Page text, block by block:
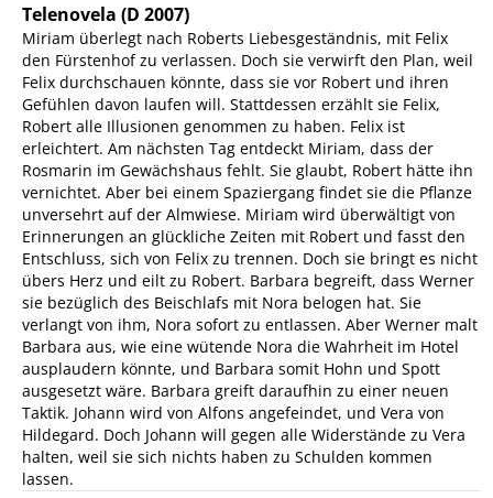
Telenovela (D 2007)
Miriam überlegt nach Roberts Liebesgeständnis, mit Felix
den Fürstenhof zu verlassen. Doch sie verwirft den Plan, weil
Felix durchschauen könnte, dass sie vor Robert und ihren
Gefühlen davon laufen will. Stattdessen erzählt sie Felix,
Robert alle Illusionen genommen zu haben. Felix ist
erleichtert. Am nächsten Tag entdeckt Miriam, dass der
Rosmarin im Gewächshaus fehlt. Sie glaubt, Robert hätte ihn
vernichtet. Aber bei einem Spaziergang findet sie die Pflanze
unversehrt auf der Almwiese. Miriam wird überwältigt von
Erinnerungen an glückliche Zeiten mit Robert und fasst den
Entschluss, sich von Felix zu trennen. Doch sie bringt es nicht
übers Herz und eilt zu Robert. Barbara begreift, dass Werner
sie bezüglich des Beischlafs mit Nora belogen hat. Sie
verlangt von ihm, Nora sofort zu entlassen. Aber Werner malt
Barbara aus, wie eine wütende Nora die Wahrheit im Hotel
ausplaudern könnte, und Barbara somit Hohn und Spott
ausgesetzt wäre. Barbara greift daraufhin zu einer neuen
Taktik. Johann wird von Alfons angefeindet, und Vera von
Hildegard. Doch Johann will gegen alle Widerstände zu Vera
halten, weil sie sich nichts haben zu Schulden kommen
lassen.